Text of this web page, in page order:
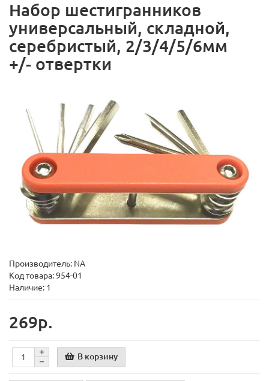
Набор шестигранников
универсальный, складной,
серебристый, 2/3/4/5/6мм
+/- отвертки
Производитель: NA
Код товара:954-01
Наличие: 1
269р.
В корзину